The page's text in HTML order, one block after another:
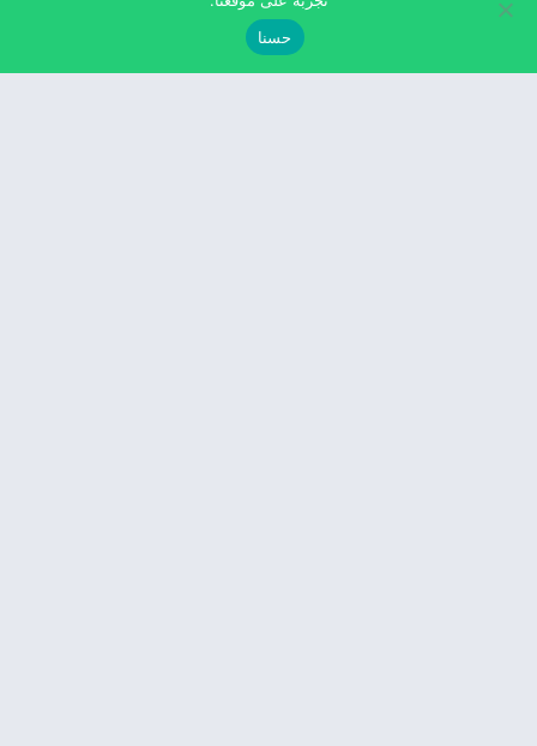
حسنا